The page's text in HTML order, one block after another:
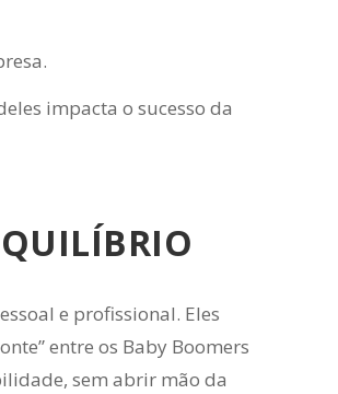
impacta o sucesso da
e profissional. Eles
entre os Baby Boomers
sem abrir mão da